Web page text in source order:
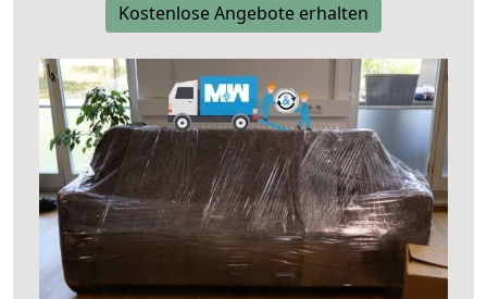
Kostenlose Angebote erhalten